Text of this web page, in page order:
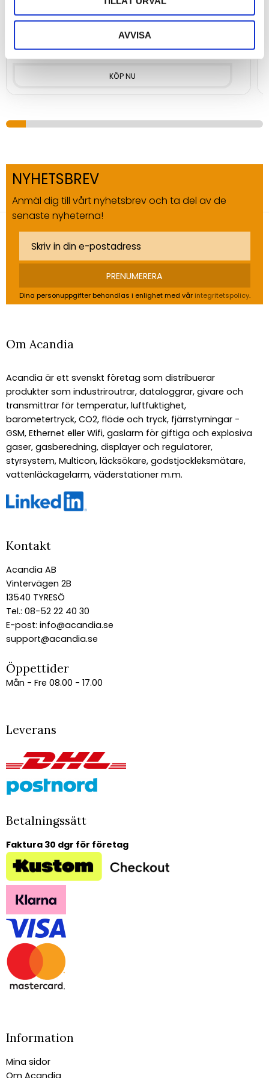
AVVISA
Styrmodul för siren och blixtljus via Modbus RTU – enkel
installation och separat kontroll av larmfunktioner.
1 560kr
NYHETSBREV
Anmäl dig till vårt nyhetsbrev och ta del av de
senaste nyheterna!
PRENUMERERA
Dina personuppgifter behandlas i enlighet med vår integritetspolicy.
Om Acandia
Acandia är ett svenskt företag som distribuerar
produkter som industriroutrar, dataloggrar, givare och
transmittrar för temperatur, luftfuktighet,
barometertryck, CO2, flöde och tryck, fjärrstyrningar -
GSM, Ethernet eller Wifi, gaslarm för giftiga och explosiva
gaser, gasberedning, displayer och regulatorer,
styrsystem, Multicon, läcksökare, godstjockleksmätare,
vattenläckagelarm, väderstationer m.m.
Kontakt
Acandia AB
Vintervägen 2B
13540 TYRESÖ
Tel.: 08-52 22 40 30
E-post: info@acandia.se
support@acandia.se
Öppettider
Mån - Fre 08.00 - 17.00
Leverans
Betalningssätt
Faktura 30 dgr för företag
Information
Mina sidor